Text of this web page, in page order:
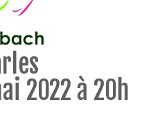
2022 à 20h